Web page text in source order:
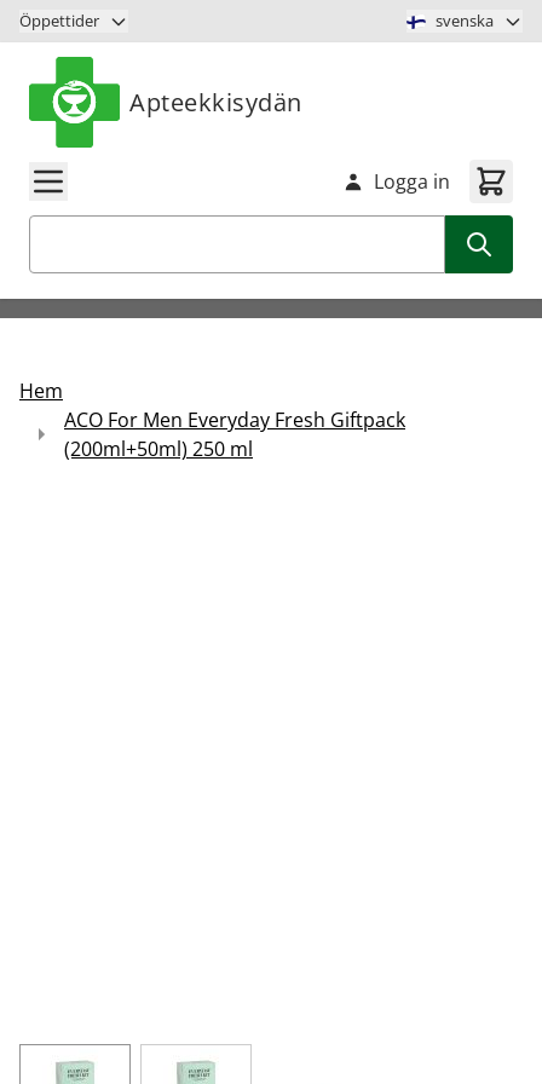
Hoppa till innehåll
Öppettider svenska
Apteekkisydän
Logga in
Hem
ACO For Men Everyday Fresh Giftpack
(200ml+50ml) 250 ml
View larger imageView larger image